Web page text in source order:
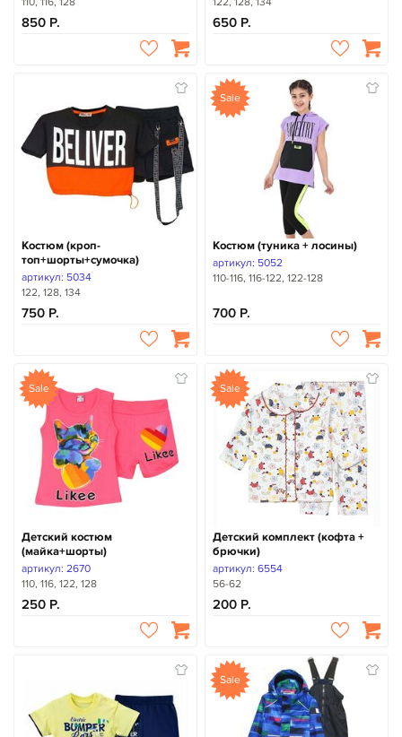
850 650
Костюм (кроп-
топ+шорты+сумочка)
артикул: 5034
122, 128, 134
750
Sale
Костюм (туника + лосины)
артикул: 5052
110-116, 116-122, 122-128
700
Sale
Детский костюм
(майка+шорты)
артикул: 2670
110, 116, 122, 128
250
Sale
Детский комплект (кофта +
брючки)
артикул: 6554
56-62
200
Sale